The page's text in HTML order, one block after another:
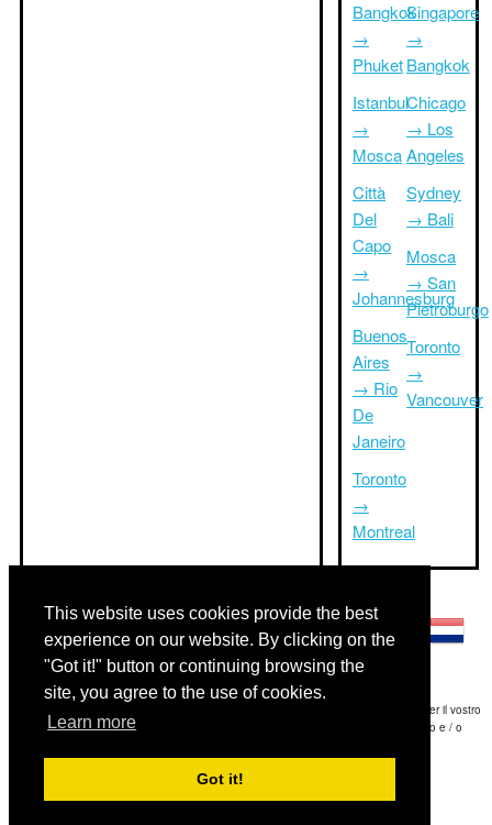
This website uses cookies provide the best
experience on our website. By clicking on the
"Got it!" button or continuing browsing the
site, you agree to the use of cookies.
Learn more
Got it!
Bangkok
→
Phuket
Istanbul
→
Mosca
Città
Del
Capo
→
Johannesburg
Buenos
Aires
→ Rio
De
Janeiro
Toronto
→
Montreal
Singapore
→
Bangkok
Chicago
→ Los
Angeles
Sydney
→ Bali
Mosca
→ San
Pietroburgo
Toronto
→
Vancouver
Disclaimer: Le informazioni visualizzate su questo sito è la nostra migliore stima e per il vostro
riferimento soltanto.Triptimeto.com non è responsabile di eventuali ritardi viaggio e / o